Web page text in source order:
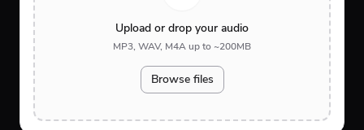
Upload or drop your audio
MP3, WAV, M4A up to ~200MB
Browse files